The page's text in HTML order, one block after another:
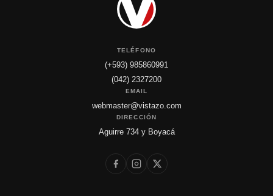
TELÉFONO
(+593) 985860991
(042) 2327200
EMAIL
webmaster@vistazo.com
DIRECCIÓN
Aguirre 734 y Boyacá